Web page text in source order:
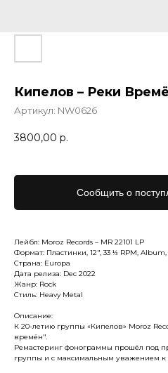
Кипелов – Реки
Артикул: NW0626
3800,00 р.
Сообщить о
Лейбл: Moroz Records – MR 22101 LP
Формат: Пластинки, 12", 33 ⅓ RPM, Album,
Страна: Europa
Дата релиза: Dec 2022
Жанр: Rock
Стиль: Heavy Metal
Описание:
К 20-летию группы «Кипелов» Moroz
времён".
Ремастеринг фонограммы прошёл под
группы и с максимальным уважением к